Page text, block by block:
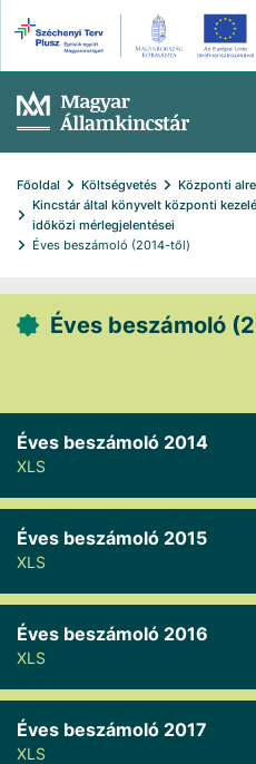
Főoldal Költségvetés
Központi
Kincstár által könyvelt központi
időközi mérlegjelentései
Éves beszámoló (2014-től)
Éves beszámoló
Éves beszámoló 2014
XLS
Éves beszámoló 2015
XLS
Éves beszámoló 2016
XLS
Éves beszámoló 2017
XLS